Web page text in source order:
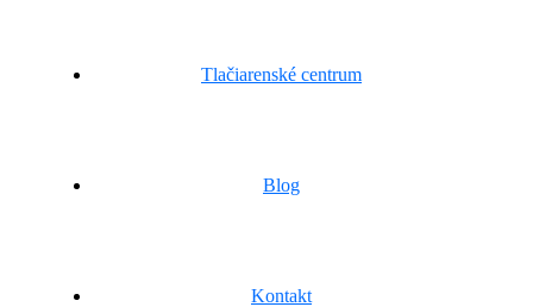
Tlačiarenské centrum
Blog
Kontakt